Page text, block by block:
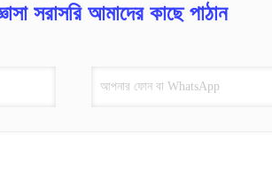
সরাসরি আমাদের কাছে পাঠান